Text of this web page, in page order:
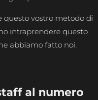
questo vostro metodo di
intraprendere questo
abbiamo fatto noi.
al numero